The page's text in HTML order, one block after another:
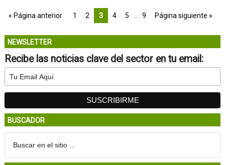
« Página anterior 1 2 3 4 5 9 Página siguiente »
NEWSLETTER
Recibe las noticias clave del sector en tu email:
BUSCADOR